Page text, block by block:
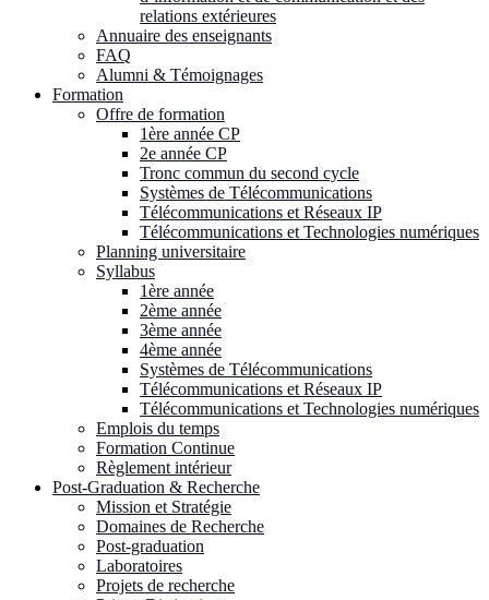
relations extérieures
Annuaire des enseignants
FAQ
Alumni & Témoignages
Formation
Offre de formation
1ère année CP
2e année CP
Tronc commun du second cycle
Systèmes de Télécommunications
Télécommunications et Réseaux IP
Télécommunications et Technologies numériques
Planning universitaire
Syllabus
1ère année
2ème année
3ème année
4ème année
Systèmes de Télécommunications
Télécommunications et Réseaux IP
Télécommunications et Technologies numériques
Emplois du temps
Formation Continue
Règlement intérieur
Post-Graduation & Recherche
Mission et Stratégie
Domaines de Recherche
Post-graduation
Laboratoires
Projets de recherche